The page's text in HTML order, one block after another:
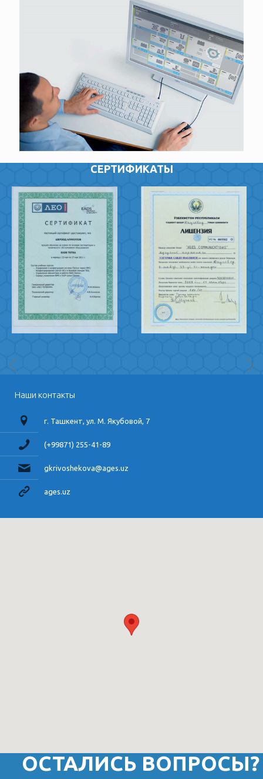
СЕРТИФИКАТЫ
Наши контакты
г. Ташкент, ул. М. Якубовой, 7
(+99871) 255-41-89
gkrivoshekova@ages.uz
ages.uz
ОСТАЛИСЬ ВОПРОСЫ?